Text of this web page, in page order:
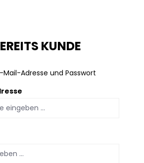
KUNDE
Mail-Adresse und Passwort